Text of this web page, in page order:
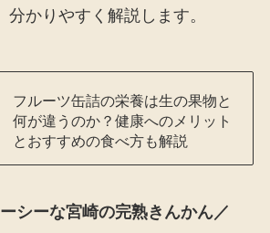
かりやすく解説します。
フルーツ缶詰の栄養は生の果物と
何が違うのか？健康へのメリット
とおすすめの食べ方も解説
シーな宮崎の完熟きんかん／